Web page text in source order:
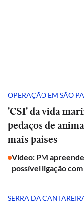
OPERAÇÃO EM SÃO
'CSI' da vida
pedaços de
mais países
Vídeo: PM
possível ligação
SERRA DA